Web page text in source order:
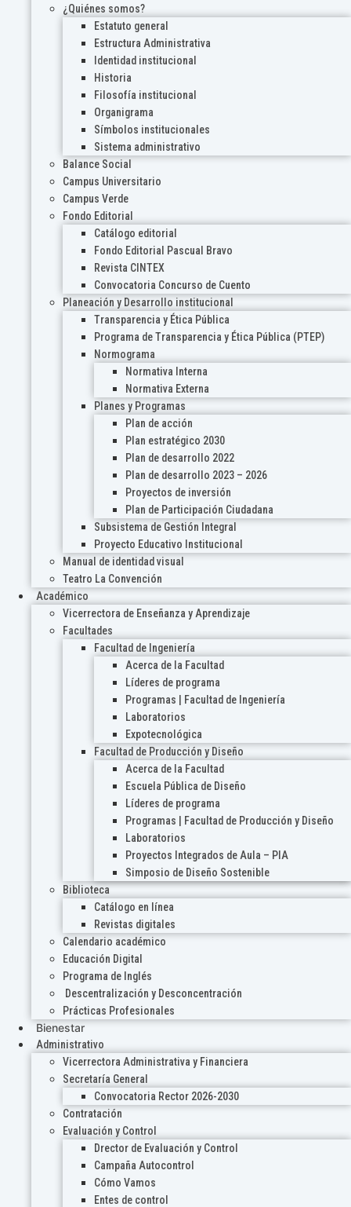
¿Quiénes somos?
Estatuto general
Estructura Administrativa
Identidad institucional
Historia
Filosofía institucional
Organigrama
Símbolos institucionales
Sistema administrativo
Balance Social
Campus Universitario
Campus Verde
Fondo Editorial
Catálogo editorial
Fondo Editorial Pascual Bravo
Revista CINTEX
Convocatoria Concurso de Cuento
Planeación y Desarrollo institucional
Transparencia y Ética Pública
Programa de Transparencia y Ética Pública (PTEP)
Normograma
Normativa Interna
Normativa Externa
Planes y Programas
Plan de acción
Plan estratégico 2030
Plan de desarrollo 2022
Plan de desarrollo 2023 – 2026
Proyectos de inversión
Plan de Participación Ciudadana
Subsistema de Gestión Integral
Proyecto Educativo Institucional
Manual de identidad visual
Teatro La Convención
Académico
Vicerrectora de Enseñanza y Aprendizaje
Facultades
Facultad de Ingeniería
Acerca de la Facultad
Líderes de programa
Programas | Facultad de Ingeniería
Laboratorios
Expotecnológica
Facultad de Producción y Diseño
Acerca de la Facultad
Escuela Pública de Diseño
Líderes de programa
Programas | Facultad de Producción y Diseño
Laboratorios
Proyectos Integrados de Aula – PIA
Simposio de Diseño Sostenible
Biblioteca
Catálogo en línea
Revistas digitales
Calendario académico
Educación Digital
Programa de Inglés
Descentralización y Desconcentración
Prácticas Profesionales
Bienestar
Administrativo
Vicerrectora Administrativa y Financiera
Secretaría General
Convocatoria Rector 2026-2030
Contratación
Evaluación y Control
Drector de Evaluación y Control
Campaña Autocontrol
Cómo Vamos
Entes de control